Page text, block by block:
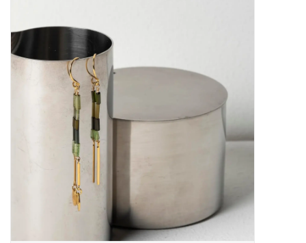
Thema
Koopjes
Cadeaubonnen